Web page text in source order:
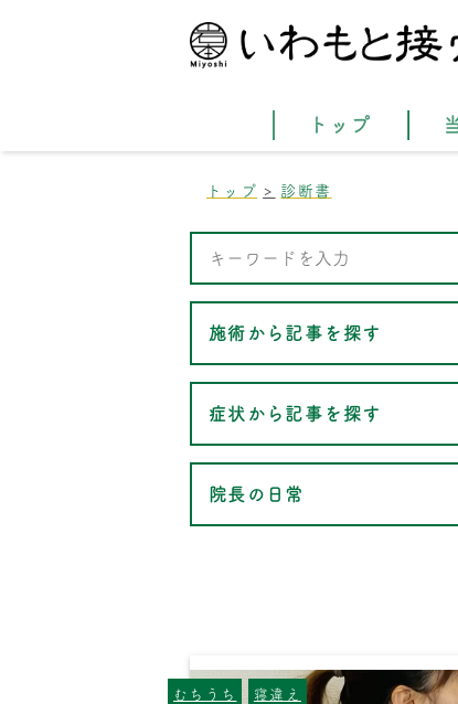
トップ
トップ 診断書
施術から記事を探す
症状から記事を探す
院長の日常
むちうち
寝違え